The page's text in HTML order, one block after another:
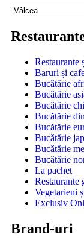
Restaurante
Baruri și
Bucătărie
Bucătărie
Bucătărie
Bucătărie
Bucătărie
Bucătărie
Bucătărie
Bucătărie
La pachet
Restaurante
Vegetarieni
Exclusiv
Brand-uri